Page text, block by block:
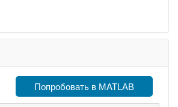
Попробовать в MATLAB